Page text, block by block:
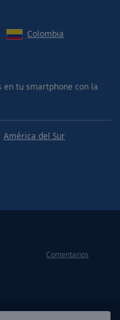
Colombia
en tu smartphone con la
América del Sur
Comentarios